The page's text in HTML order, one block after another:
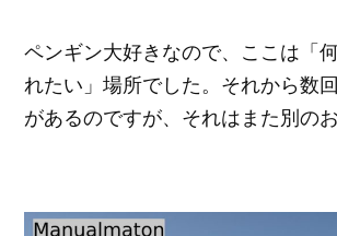
ペンギン大好きなので、ここは「
れたい」場所でした。それから数
があるのですが、それはまた別のお